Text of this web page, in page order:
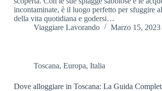
incontaminate, è il luogo perfetto per sfuggire
della vita quotidiana e godersi…
Viaggiare Lavorando
Marzo 15, 2023
Toscana,Europa,Italia
Dove alloggiare in Toscana: La Guida